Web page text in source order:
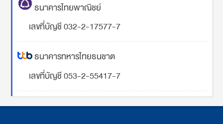
ธนาคารไทยพาณิชย์
เลขที่บัญชี 032-2-17577-7
ธนาคารทหารไทยธนชาต
เลขที่บัญชี 053-2-55417-7